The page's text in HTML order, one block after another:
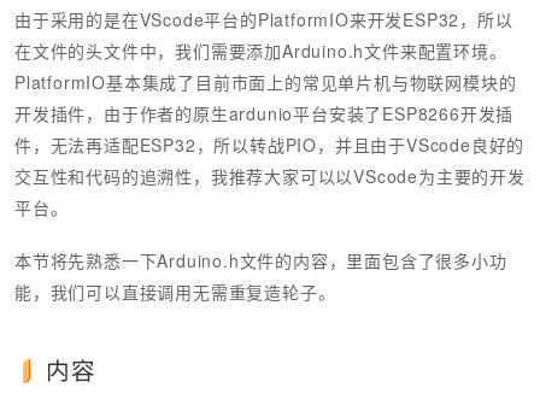
由于采用的是在VScode平台的PlatformIO来开发ESP32，所以
在文件的头文件中，我们需要添加Arduino.h文件来配置环境。
PlatformIO基本集成了目前市面上的常见单片机与物联网模块的
开发插件，由于作者的原生ardunio平台安装了ESP8266开发插
件，无法再适配ESP32，所以转战PIO，并且由于VScode良好的
交互性和代码的追溯性，我推荐大家可以以VScode为主要的开发
平台。
本节将先熟悉一下Arduino.h文件的内容，里面包含了很多小功
能，我们可以直接调用无需重复造轮子。
内容